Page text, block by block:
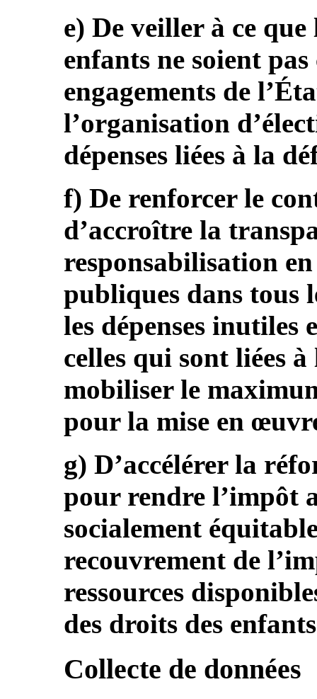
e) De veiller à ce que
enfants ne soient
engagements de
l’organisation
dépenses liées à la
f) De renforcer le
d’accroître la
responsabilisation
publiques dans tous
les dépenses inutiles
celles qui sont liées
mobiliser le
pour la mise en
g) D’accélérer la
pour rendre l’impôt
socialement
recouvrement de
ressources
des droits des
Collecte de données